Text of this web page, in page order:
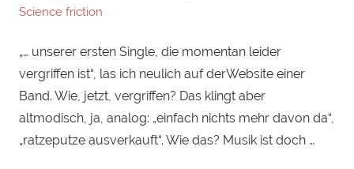
Science friction
„… unserer ersten Single, die momentan leider
vergriffen ist“, las ich neulich auf derWebsite einer
Band. Wie, jetzt, vergriffen? Das klingt aber
altmodisch, ja, analog: „einfach nichts mehr davon da“,
„ratzeputze ausverkauft“. Wie das? Musik ist doch …